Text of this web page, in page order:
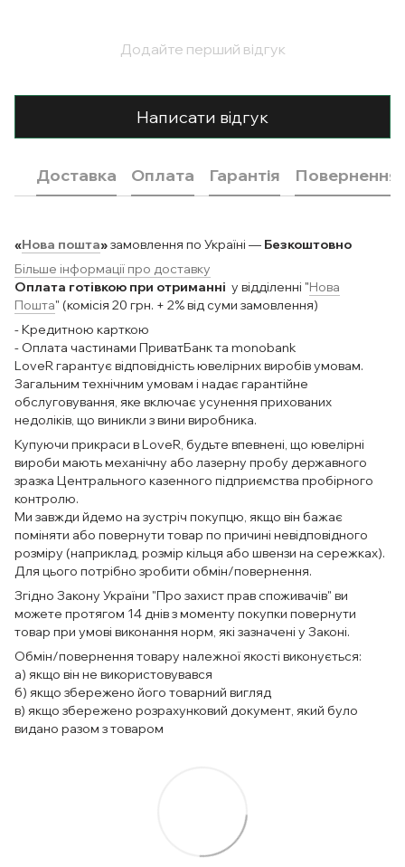
Додайте перший відгук
Написати відгук
Доставка Оплата Гарантія Повернення
«Нова пошта»замовлення по Україні — Безкоштовно
Більше інформації про доставку
Оплата готівкою при отриманні у відділенні "Нова
Пошта" (комісія 20 грн. + 2% від суми замовлення)
- Кредитною карткою
- Оплата частинами ПриватБанк та monobank
LoveR гарантує відповідність ювелірних виробів умовам.
Загальним технічним умовам і надає гарантійне
обслуговування, яке включає усунення прихованих
недоліків, що виникли з вини виробника.
Купуючи прикраси в LoveR, будьте впевнені, що ювелірні
вироби мають механічну або лазерну пробу державного
зразка Центрального казенного підприємства пробірного
контролю.
Ми завжди йдемо на зустріч покупцю, якщо він бажає
поміняти або повернути товар по причині невідповідного
розміру (наприклад, розмір кільця або швензи на сережках).
Для цього потрібно зробити обмін/повернення.
Згідно Закону України "Про захист прав споживачів" ви
можете протягом 14 днів з моменту покупки повернути
товар при умові виконання норм, які зазначені у Законі.
Обмін/повернення товару належної якості виконується:
а) якщо він не використовувався
б) якщо збережено його товарний вигляд
в) якщо збережено розрахунковий документ, який було
видано разом з товаром